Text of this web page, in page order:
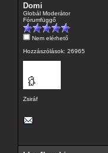
Domi
Globál Moderátor
Fórumfüggő
Nem elérhető
Hozzászólások: 26965
Zsiráf